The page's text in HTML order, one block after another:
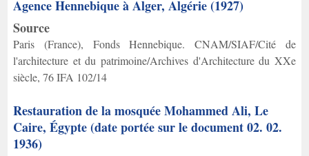
Agence Hennebique à Alger, Algérie (1927)
Source
Paris (France), Fonds Hennebique. CNAM/SIAF/Cité de
l'architecture et du patrimoine/Archives d'Architecture du XXe
siècle, 76 IFA 102/14
Restauration de la mosquée Mohammed Ali, Le
Caire, Égypte (date portée sur le document 02. 02.
1936)